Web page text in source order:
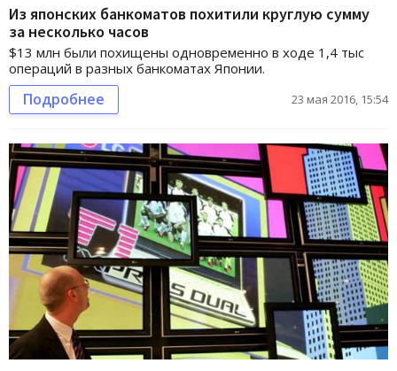
Из японских банкоматов похитили круглую сумму
за несколько часов
$13 млн были похищены одновременно в ходе 1,4 тыс
операций в разных банкоматах Японии.
Подробнее 23 мая 2016, 15:54